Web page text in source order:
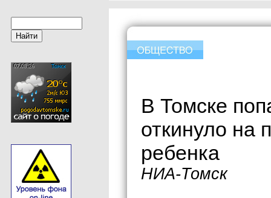
В Томске
откинуло на
ребенка
НИА-Томск